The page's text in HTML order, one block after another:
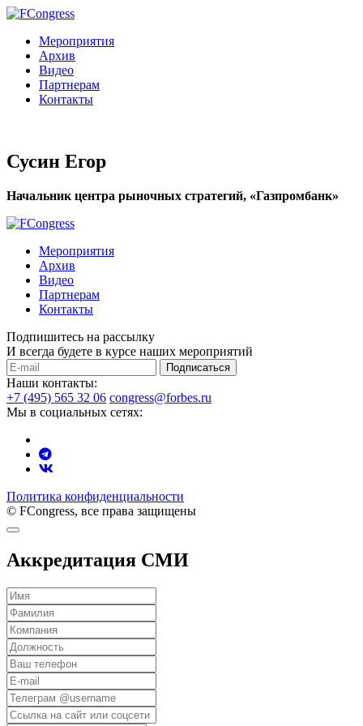
Мероприятия
Архив
Видео
Партнерам
Контакты
Сусин Егор
Начальник центра рыночных стратегий, «Газпромбанк»
Мероприятия
Архив
Видео
Партнерам
Контакты
Подпишитесь на рассылку
И всегда будете в курсе наших мероприятий
Подписаться
Наши контакты:
+7 (495) 565 32 06 congress@forbes.ru
Мы в социальных сетях:
Политика конфиденциальности
© FCongress, все права защищены
Аккредитация СМИ